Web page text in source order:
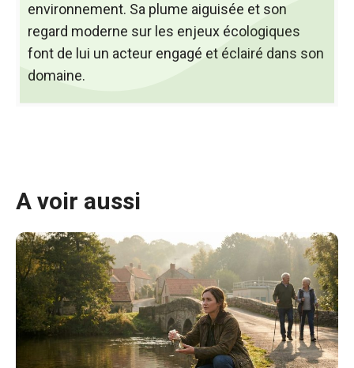
environnement. Sa plume aiguisée et son
regard moderne sur les enjeux écologiques
font de lui un acteur engagé et éclairé dans son
domaine.
A voir aussi